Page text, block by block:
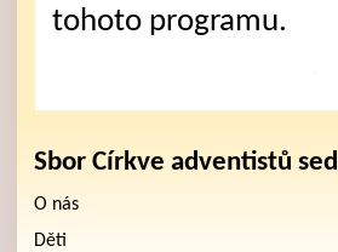
tohoto programu.
Sbor Církve adventistů
O nás
Děti